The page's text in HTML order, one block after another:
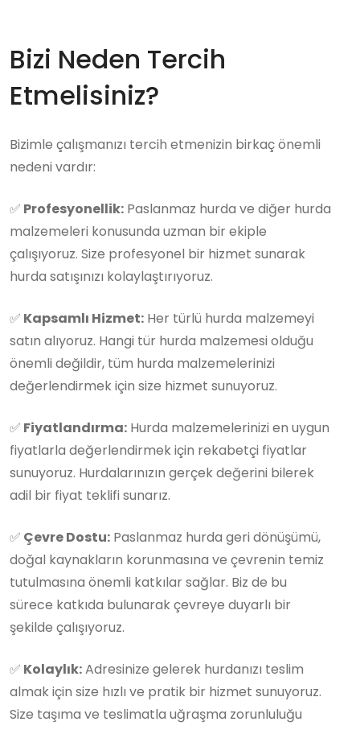
Bizi Neden Tercih
Etmelisiniz?
Bizimle çalışmanızı tercih etmenizin birkaç önemli
nedeni vardır:
✅ Profesyonellik: Paslanmaz hurda ve diğer hurda
malzemeleri konusunda uzman bir ekiple
çalışıyoruz. Size profesyonel bir hizmet sunarak
hurda satışınızı kolaylaştırıyoruz.
✅ Kapsamlı Hizmet: Her türlü hurda malzemeyi
satın alıyoruz. Hangi tür hurda malzemesi olduğu
önemli değildir, tüm hurda malzemelerinizi
değerlendirmek için size hizmet sunuyoruz.
✅ Fiyatlandırma: Hurda malzemelerinizi en uygun
fiyatlarla değerlendirmek için rekabetçi fiyatlar
sunuyoruz. Hurdalarınızın gerçek değerini bilerek
adil bir fiyat teklifi sunarız.
✅ Çevre Dostu: Paslanmaz hurda geri dönüşümü,
doğal kaynakların korunmasına ve çevrenin temiz
tutulmasına önemli katkılar sağlar. Biz de bu
sürece katkıda bulunarak çevreye duyarlı bir
şekilde çalışıyoruz.
✅ Kolaylık:Adresinize gelerek hurdanızı teslim
almak için size hızlı ve pratik bir hizmet sunuyoruz.
Size taşıma ve teslimatla uğraşma zorunluluğu